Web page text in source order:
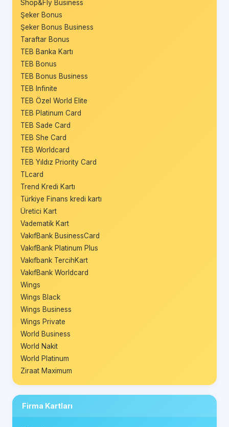
Shop&Fly Business
Şeker Bonus
Şeker Bonus Business
Taraftar Bonus
TEB Banka Kartı
TEB Bonus
TEB Bonus Business
TEB Infinite
TEB Özel World Elite
TEB Platinum Card
TEB Sade Card
TEB She Card
TEB Worldcard
TEB Yıldız Priority Card
TLcard
Trend Kredi Kartı
Türkiye Finans kredi kartı
Üretici Kart
Vadematik Kart
VakıfBank BusinessCard
VakıfBank Platinum Plus
Vakıfbank TercihKart
VakıfBank Worldcard
Wings
Wings Black
Wings Business
Wings Private
World Business
World Nakit
World Platinum
Ziraat Maximum
Firma Kartları